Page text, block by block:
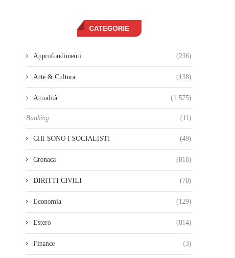
CATEGORIE
Approfondimenti (236)
Arte & Cultura (138)
Attualità (1.575)
Banking (11)
CHI SONO I SOCIALISTI (49)
Cronaca (818)
DIRITTI CIVILI (70)
Economia (129)
Estero (814)
Finance (3)